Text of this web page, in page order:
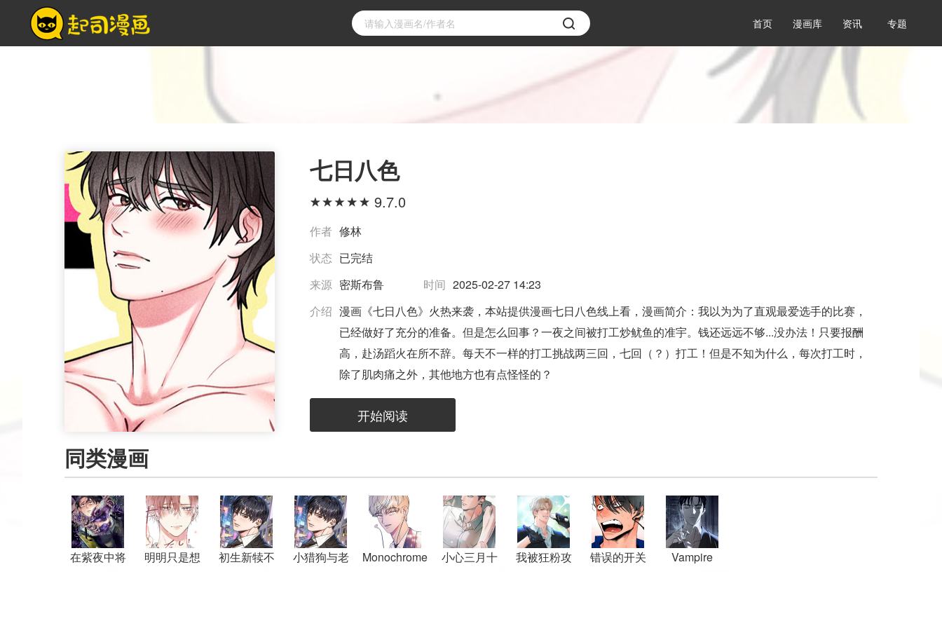
首页 漫画库 资讯 专题
七日八色
9.7.0
作者 修林
状态 已完结
来源 密斯布鲁 时间 2025-02-27 14:23
介绍 漫画《七日八色》火热来袭，本站提供漫画七日八色线上看，漫画简介：我以为为了直观最爱选手的比赛，
已经做好了充分的准备。但是怎么回事？一夜之间被打工炒鱿鱼的准宇。钱还远远不够...没办法！只要报酬
高，赴汤蹈火在所不辞。每天不一样的打工挑战两三回，七回（？）打工！但是不知为什么，每次打工时，
除了肌肉痛之外，其他地方也有点怪怪的？
开始阅读
同类漫画
在紫夜中将
明明只是想
初生新犊不
小猎狗与老
Monochrome
小心三月十
我被狂粉攻
错误的开关
Vampire